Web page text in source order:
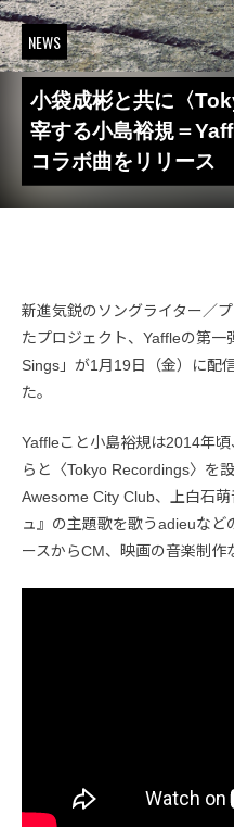
NEWS
小袋成彬と共に〈
宰する小島裕規＝
コラボ曲をリリース
新進気鋭のソングライター／
たプロジェクト、Yaffleの第
Sings」が1月19日（金）に配
た。
Yaffleこと小島裕規は2014年
らと〈Tokyo Recordings〉を
Awesome City Club、上白石
ュ』の主題歌を歌うadieuなど
ースからCM、映画の音楽制作